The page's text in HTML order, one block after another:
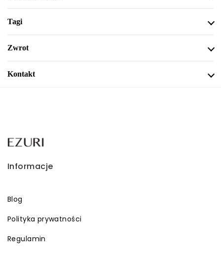
Tagi
Zwrot
Kontakt
Informacje
Blog
Polityka prywatności
Regulamin